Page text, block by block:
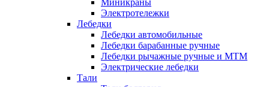
Миникраны
Электротележки
Лебедки
Лебедки автомобильные
Лебедки барабанные ручные
Лебедки рычажные ручные и МТМ
Электрические лебедки
Тали